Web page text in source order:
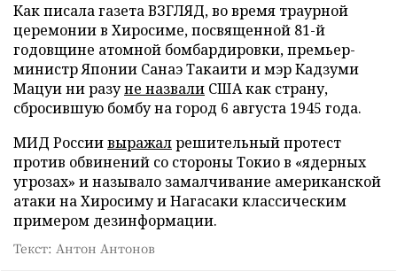
Как писала газета ВЗГЛЯД, во время траурной
церемонии в Хиросиме, посвященной 81-й
годовщине атомной бомбардировки, премьер-
министр Японии Санаэ Такаити и мэр Кадзуми
Мацуи ни разуне назвали США как страну,
сбросившую бомбу на город 6 августа 1945 года.
МИД Россиивыражалрешительный протест
против обвинений со стороны Токио в «ядерных
угрозах» и называло замалчивание американской
атаки на Хиросиму и Нагасаки классическим
примером дезинформации.
Текст: Антон Антонов